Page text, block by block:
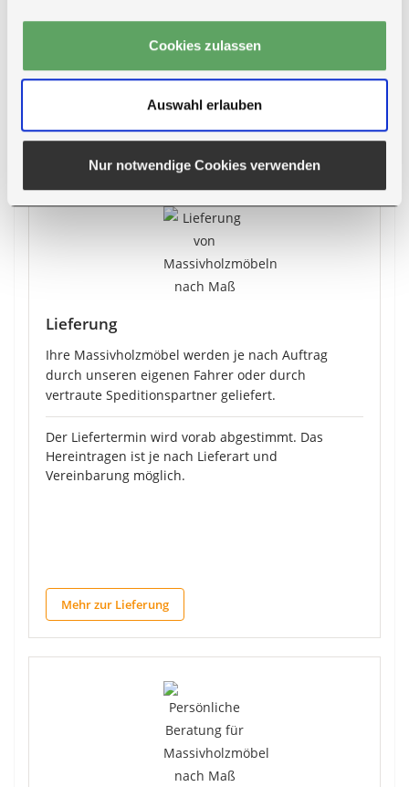
Cookies zulassen
Auswahl erlauben
Nur notwendige Cookies verwenden
●Kreditkarte
auf den Produktpreis.
Zahlungsarten ansehen
Lieferung
Ihre Massivholzmöbel werden je nach Auftrag
durch unseren eigenen Fahrer oder durch
vertraute Speditionspartner geliefert.
Der Liefertermin wird vorab abgestimmt. Das
Hereintragen ist je nach Lieferart und
Vereinbarung möglich.
Mehr zur Lieferung